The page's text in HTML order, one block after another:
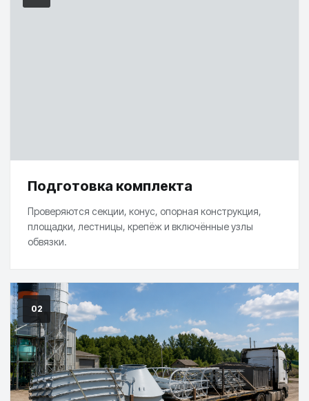
Подготовка комплекта
Проверяются секции, конус, опорная конструкция,
площадки, лестницы, крепёж и включённые узлы
обвязки.
02